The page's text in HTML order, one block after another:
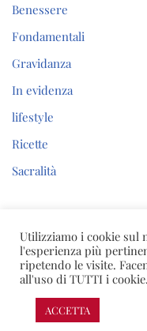
Benessere
Fondamentali
Gravidanza
In evidenza
lifestyle
Ricette
Sacralità
Nicoletta
P.IVA 03023390648 |
sull’utilizzo dei cookies
Utilizziamo i cookie
l'esperienza più
ripetendo le visite.
all'uso di TUTTI i cookie.
ACCETTA